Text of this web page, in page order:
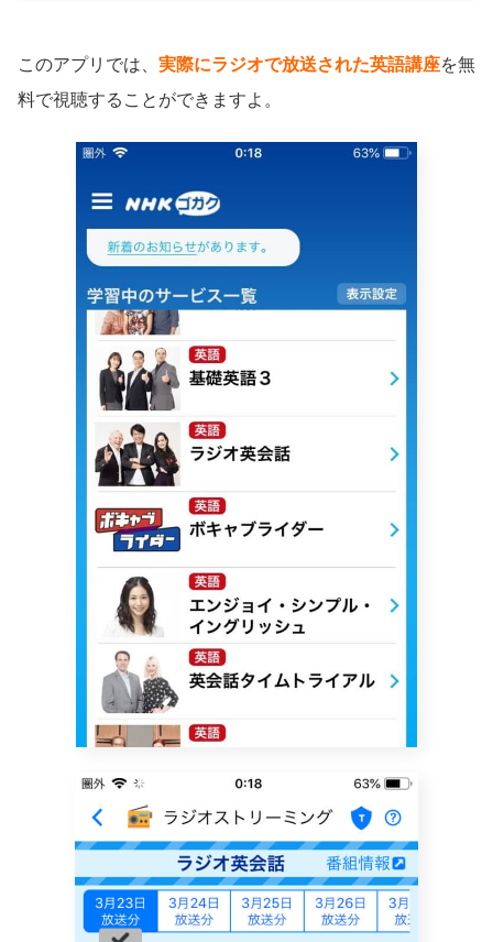
このアプリでは、 実際にラジオで放送された英語講座を無
料で視聴することができますよ。